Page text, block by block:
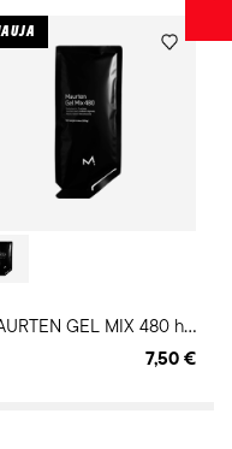
M
AURTEN GEL MIX 480 hidrogelis
7,50 €